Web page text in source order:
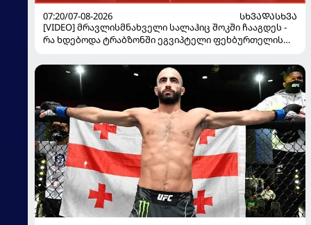
07:20/07-08-2026
ᲡᲮᲕᲐᲓᲐᲡᲮᲕᲐ
[VIDEO] მრავლისმნახველი სალაჰიც შოკში ჩააგდეს -
რა ხდებოდა ტრაბზონში ეგვიპტელი ფეხბურთელის